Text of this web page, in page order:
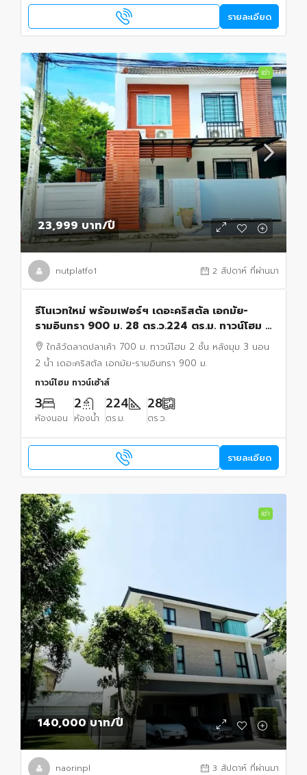
รายละเอียด
เช่า
23,999 บาท/ปี
nutplatfo1 2 สัปดาห์ ที่ผ่านมา
รีโนเวทใหม่ พร้อมเฟอร์ฯ เดอะคริสตัล เอกมัย-
รามอินทรา 900 ม. 28 ตร.ว.224 ตร.ม. ทาวน์โฮม 2
ชั้น 2 น้ำ ใกล้วัดลาดปลาเค้า 700 ม. หลังมุม 3 นอน
ใกล้วัดลาดปลาเค้า 700 ม. ทาวน์โฮม 2 ชั้น หลังมุม 3 นอน
2 น้ำ เดอะคริสตัล เอกมัย-รามอินทรา 900 ม.
ทาวน์โฮม ทาวน์เฮ้าส์
3
ห้องนอน
2
ห้องน้ำ
224
ตร.ม.
28
ตร.ว.
รายละเอียด
เช่า
140,000 บาท/ปี
naorinpl 3 สัปดาห์ ที่ผ่านมา